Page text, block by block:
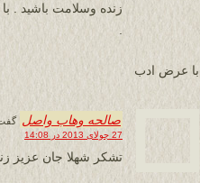
زنده وسلامت باشید .
با عرض ادب
صالحه وهاب واصل
27 جولای 2013 در 14:08
تشکر شهلا جان عزیز